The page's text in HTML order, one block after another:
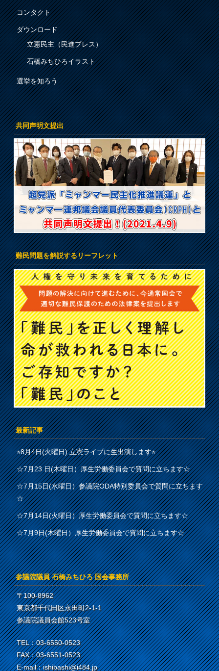
コンタクト
ダウンロード
立憲民主（民進プレス）
石橋みちひろイラスト
選挙を知ろう
共同声明文提出
難民問題を解説するリーフレット
最新記事
⭐︎8月4日(火曜日) 立憲ライブに生出演します⭐︎
☆7月23 日(木曜日）厚生労働委員会で質問に立ちます☆
☆7月15日(水曜日）参議院ODA特別委員会で質問に立ちます
☆
☆7月14日(火曜日）厚生労働委員会で質問に立ちます☆
☆7月9日(木曜日）厚生労働委員会で質問に立ちます☆
参議院議員 石橋みちひろ 国会事務所
〒100-8962
東京都千代田区永田町2-1-1
参議院議員会館523号室
TEL：03-6550-0523
FAX：03-6551-0523
E-mail：ishibashi@i484.jp